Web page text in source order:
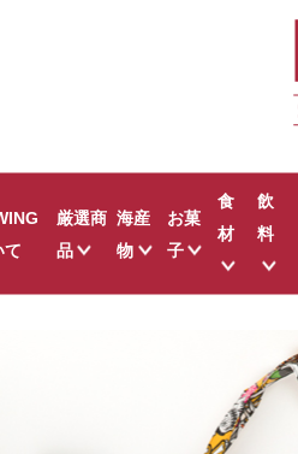
て
厳選商
品
のどぐろ ひつまぶし
井上古式じょうゆ
海産
物
お菓
子
島根のお菓子
キャラクター
和菓子
食
材
カレー
調味料
飲
料